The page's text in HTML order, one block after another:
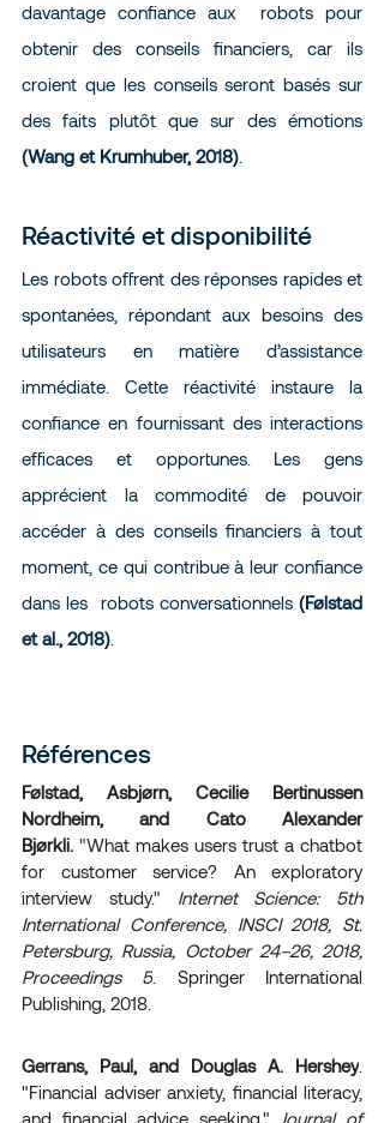
davantage confiance aux  robots pour
obtenir des conseils financiers, car ils
croient que les conseils seront basés sur
(Wang et Krumhuber, 2018)
Réactivité et disponibilité
Les robots offrent des réponses rapides et
spontanées, répondant aux besoins des
utilisateurs en matière d’assistance
immédiate. Cette réactivité instaure la
confiance en fournissant des interactions
efficaces et opportunes. Les gens
apprécient la commodité de pouvoir
accéder à des conseils financiers à tout
moment, ce qui contribue à leur confiance
dans les  robots conversationnels (Følstad
et al., 2018)
Références
Følstad, Asbjørn, Cecilie Bertinussen
Nordheim, and Cato Alexander
Bjørkli. "What makes users trust a chatbot
for customer service? An exploratory
interview study." Internet Science: 5th
International Conference, INSCI 2018, St.
Petersburg, Russia, October 24–26, 2018,
Proceedings 5 . Springer International
Publishing, 2018.
Gerrans, Paul, and Douglas A. Hershey
"Financial adviser anxiety, financial literacy,
and financial advice seeking." Journal of